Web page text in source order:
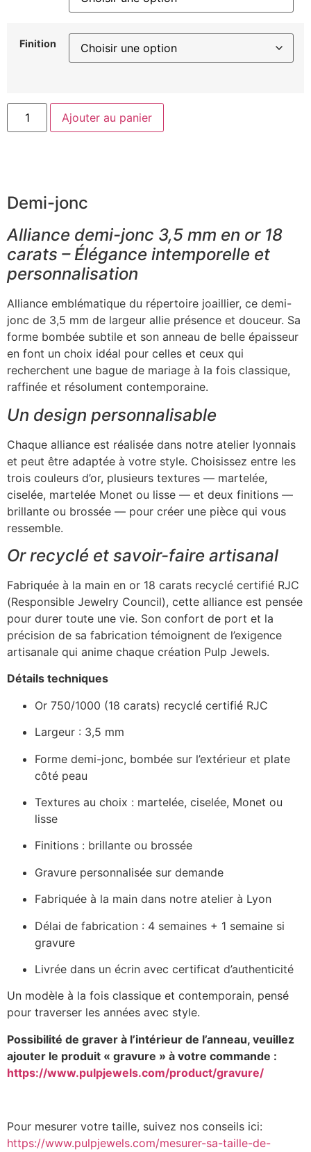
Finition
Ajouter au panier
Demi-jonc
Alliance demi-jonc 3,5 mm en or 18
carats – Élégance intemporelle et
personnalisation
Alliance emblématique du répertoire joaillier, ce demi-
jonc de 3,5 mm de largeur allie présence et douceur. Sa
forme bombée subtile et son anneau de belle épaisseur
en font un choix idéal pour celles et ceux qui
recherchent une bague de mariage à la fois classique,
raffinée et résolument contemporaine.
Un design personnalisable
Chaque alliance est réalisée dans notre atelier lyonnais
et peut être adaptée à votre style. Choisissez entre les
trois couleurs d’or, plusieurs textures — martelée,
ciselée, martelée Monet ou lisse — et deux finitions —
brillante ou brossée — pour créer une pièce qui vous
ressemble.
Or recyclé et savoir-faire artisanal
Fabriquée à la main en or 18 carats recyclé certifié RJC
(Responsible Jewelry Council), cette alliance est pensée
pour durer toute une vie. Son confort de port et la
précision de sa fabrication témoignent de l’exigence
artisanale qui anime chaque création Pulp Jewels.
Détails techniques
Or 750/1000 (18 carats) recyclé certifié RJC
Largeur : 3,5 mm
Forme demi-jonc, bombée sur l’extérieur et plate
côté peau
Textures au choix : martelée, ciselée, Monet ou
lisse
Finitions : brillante ou brossée
Gravure personnalisée sur demande
Fabriquée à la main dans notre atelier à Lyon
Délai de fabrication : 4 semaines + 1 semaine si
gravure
Livrée dans un écrin avec certificat d’authenticité
Un modèle à la fois classique et contemporain, pensé
pour traverser les années avec style.
Possibilité de graver à l’intérieur de l’anneau, veuillez
ajouter le produit « gravure » à votre commande :
https://www.pulpjewels.com/product/gravure/
Pour mesurer votre taille, suivez nos conseils ici:
https://www.pulpjewels.com/mesurer-sa-taille-de-